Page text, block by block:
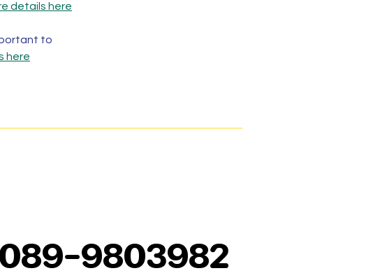
details here
to
here
089-9803982